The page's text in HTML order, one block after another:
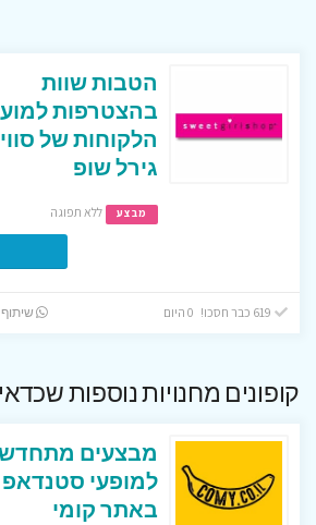
הטבות שוות
בהצטרפות
הלקוחות של
גירל שופ
מבצע ללא תפוגה
קופונים מחנויות נוספות
מבצעים
למופעי סטנדאפ
באתר קומי